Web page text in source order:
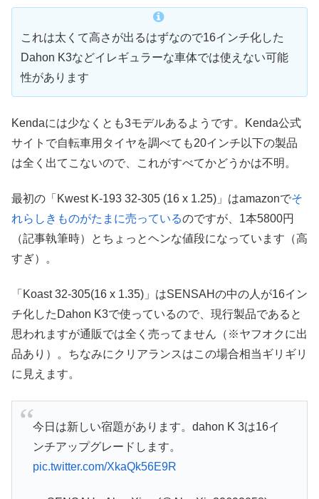
これは太くて高さが出るはずなので16インチ化した
Dahon K3などイレギュラーな車体では使えない可能
性があります
Kendaには少なくとも3モデルあるようです。Kenda公式
サイトで自転車用タイヤを調べても20インチ以下の製品
は全く出てこないので、これがすべてかどうかは不明。
最初の「Kwest K-193 32-305 (16 x 1.25)」はamazonでそ
れらしきものがたまに売っているのですが、1本5800円
（記事執筆時）とちょっとヘンな値段になっています（高
すぎ）。
「Koast 32-305(16 x 1.35)」はSENSAHの中の人が16イン
チ化したDahon K3で使っているので、現行製品であると
思われますが通販では全く売ってません（※ヤフオクに出
品あり）。ちなみにクリアランスはこの場合相当ギリギリ
に見えます。
今日は新しい宿題があります。dahon K 3は16イ
ンチアップグレードします。
pic.twitter.com/XkaQk56E9R